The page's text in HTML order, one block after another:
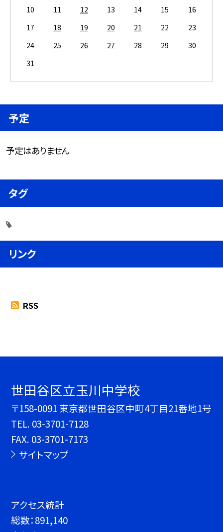
10
11 12 13 14 15
16
17
18 19 20 21 22
23
24
25 26 27 28 29
30
31
予定
予定はありません
タグ
リンク
RSS
世田谷区立玉川中学校
〒158-0091 東京都世田谷区中町4丁目21番地1号
TEL. 03-3701-7128
FAX. 03-3701-7173
サイトマップ
アクセス統計
総数：891,140